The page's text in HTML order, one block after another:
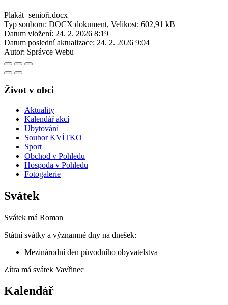
Plakát+senioři.docx
Typ souboru: DOCX dokument, Velikost: 602,91 kB
Datum vložení: 24. 2. 2026 8:19
Datum poslední aktualizace: 24. 2. 2026 9:04
Autor: Správce Webu
Život v obci
Aktuality
Kalendář akcí
Ubytování
Soubor KVÍTKO
Sport
Obchod v Pohledu
Hospoda v Pohledu
Fotogalerie
Svátek
Svátek má Roman
Státní svátky a významné dny na dnešek:
Mezinárodní den původního obyvatelstva
Zítra má svátek Vavřinec
Kalendář